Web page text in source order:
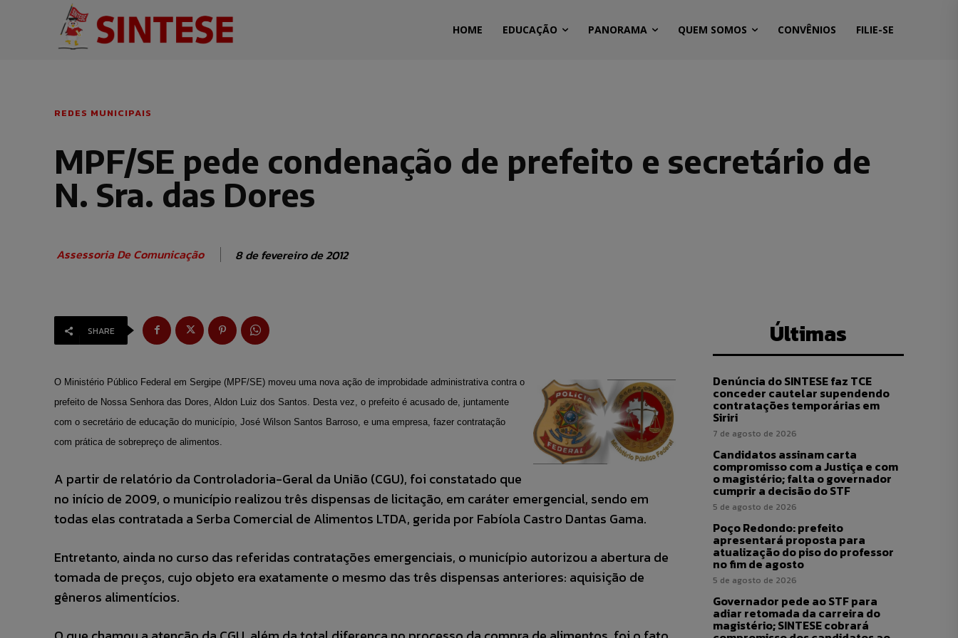
HOME EDUCAÇÃO PANORAMA QUEM SOMOS CONVÊNIOS FILIE-SE
REDES MUNICIPAIS
MPF/SE pede condenação de prefeito e secretário de
N. Sra. das Dores
Assessoria De Comunicação 8 de fevereiro de 2012
SHARE
O Ministério Público Federal em Sergipe (MPF/SE) moveu uma nova ação de improbidade administrativa contra o
prefeito de Nossa Senhora das Dores, Aldon Luiz dos Santos. Desta vez, o prefeito é acusado de, juntamente
com o secretário de educação do município, José Wilson Santos Barroso, e uma empresa, fazer contratação
com prática de sobrepreço de alimentos.
A partir de relatório da Controladoria-Geral da União (CGU), foi constatado que
no início de 2009, o município realizou três dispensas de licitação, em caráter emergencial, sendo em
todas elas contratada a Serba Comercial de Alimentos LTDA, gerida por Fabíola Castro Dantas Gama.
Entretanto, ainda no curso das referidas contratações emergenciais, o município autorizou a abertura de
tomada de preços, cujo objeto era exatamente o mesmo das três dispensas anteriores: aquisição de
gêneros alimentícios.
Últimas
Denúncia do SINTESE faz TCE
conceder cautelar supendendo
contratações temporárias em
Siriri
7 de agosto de 2026
Candidatos assinam carta
compromisso com a Justiça e com
o magistério; falta o governador
cumprir a decisão do STF
5 de agosto de 2026
Poço Redondo: prefeito
apresentará proposta para
atualização do piso do professor
no fim de agosto
5 de agosto de 2026
Governador pede ao STF para
adiar retomada da carreira do
magistério; SINTESE cobrará